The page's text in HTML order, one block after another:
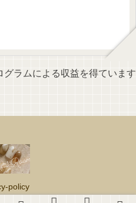
ラムによる収益を得ています
policy